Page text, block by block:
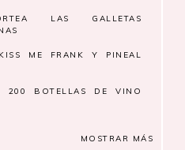
LAS GALLETAS
ME FRANK Y PINEAL
200 BOTELLAS DE VINO
MOSTRAR MÁS